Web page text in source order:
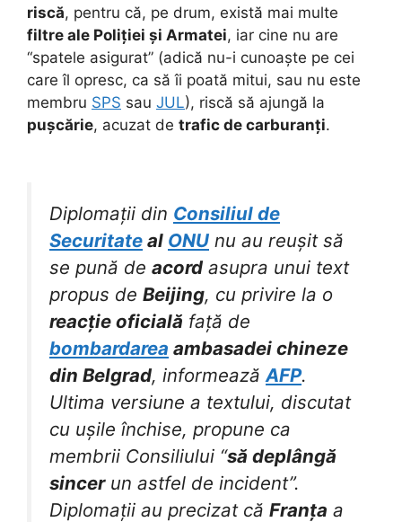
riscă, pentru că, pe drum, există mai multe
filtre ale Poliției și Armatei, iar cine nu are
“spatele asigurat” (adică nu-i cunoaște pe cei
care îl opresc, ca să îi poată mitui, sau nu este
membru SPS sau JUL), riscă să ajungă la
pușcărie, acuzat de trafic de carburanți.
Diplomații din Consiliul de
Securitate al ONU nu au reușit să
se pună de acordasupra unui text
propus de Beijing, cu privire la o
reacție oficială față de
bombardarea ambasadei chineze
din Belgrad, informeazăAFP.
Ultima versiune a textului, discutat
cu ușile închise, propune ca
membrii Consiliului “să deplângă
sincerun astfel de incident”.
Diplomații au precizat că Franța a